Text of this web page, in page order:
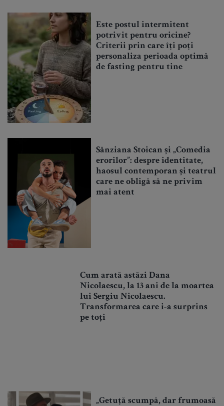
Este postul intermitent
potrivit pentru oricine?
Criterii prin care îți poți
personaliza perioada optimă
de fasting pentru tine
Sânziana Stoican și „Comedia
erorilor”: despre identitate,
haosul contemporan și teatrul
care ne obligă să ne privim
mai atent
Cum arată astăzi Dana
Nicolaescu, la 13 ani de la moartea
lui Sergiu Nicolaescu.
Transformarea care i-a surprins
pe toți
„Getuță scumpă, dar frumoasă